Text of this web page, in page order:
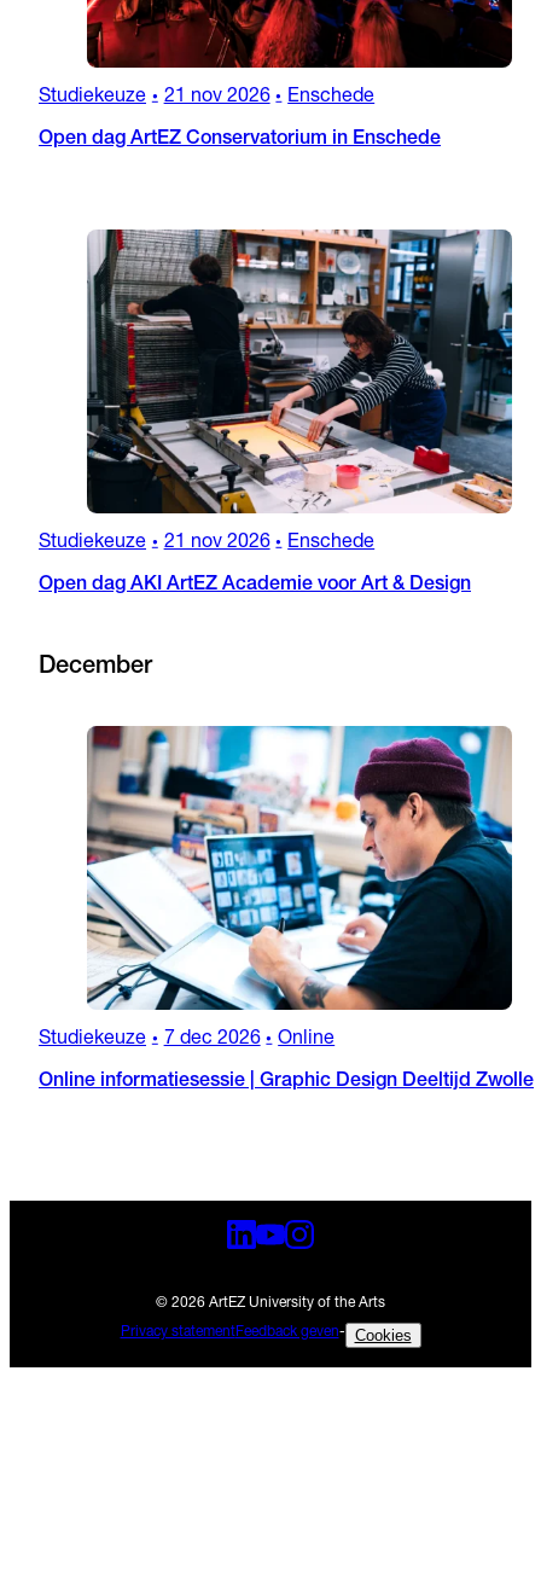
Studiekeuze • 21 nov 2026 • Enschede
Open dag ArtEZ Conservatorium in Enschede
Studiekeuze • 21 nov 2026 • Enschede
Open dag AKI ArtEZ Academie voor Art & Design
December
Studiekeuze • 7 dec 2026 • Online
Online informatiesessie | Graphic Design Deeltijd Zwolle
© 2026 ArtEZ University of the Arts
Privacy statementFeedback geven- Cookies